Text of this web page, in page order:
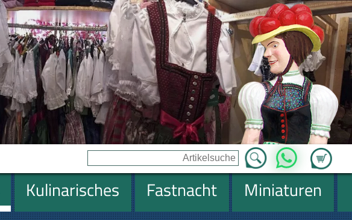
Zum
WhatsApp
Kulinarisches Fastnacht
Miniaturen